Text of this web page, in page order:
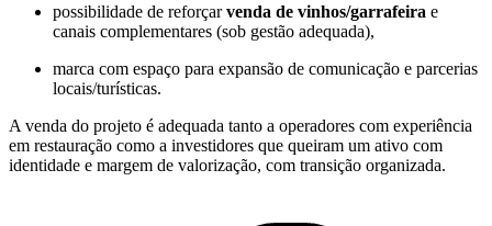
possibilidade de reforçarvenda de vinhos/garrafeira e
canais complementares (sob gestão adequada),
marca com espaço para expansão de comunicação e parcerias
locais/turísticas.
A venda do projeto é adequada tanto a operadores com experiência
em restauração como a investidores que queiram um ativo com
identidade e margem de valorização, com transição organizada.